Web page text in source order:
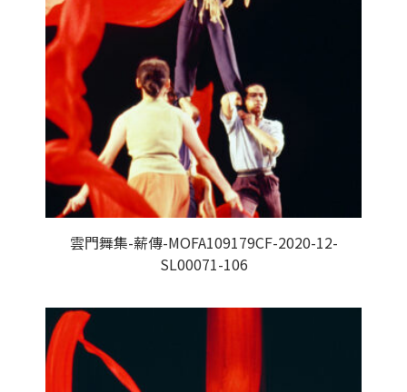
雲門舞集-薪傳-MOFA109179CF-2020-12-
SL00071-106